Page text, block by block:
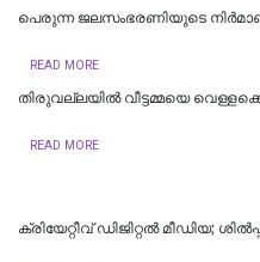
പെരുന്ന ജലസംഭരണിയുടെ
READ MORE
തിരുവല്ലയില്‍ വീട്ടമ്മയെ
READ MORE
ക്രിയേറ്റീവ് ഡിജിറ്റല്‍ മീഡിയ;